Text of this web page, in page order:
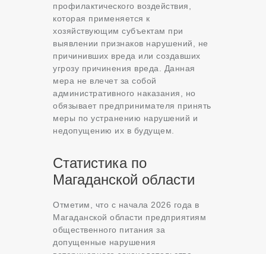
профилактического воздействия,
которая применяется к
хозяйствующим субъектам при
выявлении признаков нарушений, не
причинивших вреда или создавших
угрозу причинения вреда. Данная
мера не влечет за собой
административного наказания, но
обязывает предпринимателя принять
меры по устранению нарушений и
недопущению их в будущем.
Статистика по
Магаданской области
Отметим, что с начала 2026 года в
Магаданской области предприятиям
общественного питания за
допущенные нарушения